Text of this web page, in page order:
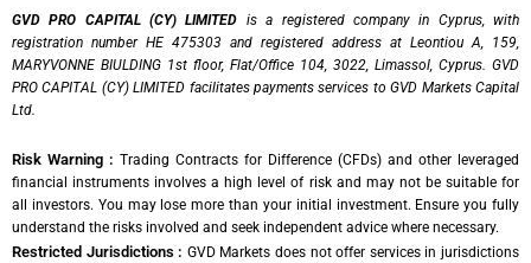
GVD PRO CAPITAL (CY) LIMITED is a registered company in Cyprus, with
registration number HE 475303 and registered address at Leontiou A, 159,
MARYVONNE BIULDING 1st floor, Flat/Office 104, 3022, Limassol, Cyprus. GVD
PRO CAPITAL (CY) LIMITED facilitates payments services to GVD Markets Capital
Ltd.
Risk Warning : Trading Contracts for Difference (CFDs) and other leveraged
financial instruments involves a high level of risk and may not be suitable for
all investors. You may lose more than your initial investment. Ensure you fully
understand the risks involved and seek independent advice where necessary.
Restricted Jurisdictions : GVD Markets does not offer services in jurisdictions